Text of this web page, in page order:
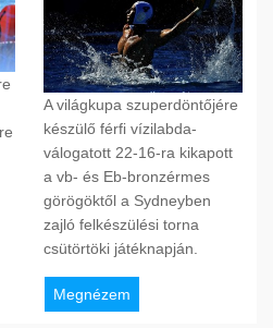
A világkupa szuperdöntőjére
készülő férfi vízilabda-
válogatott 22-16-ra kikapott
a vb- és Eb-bronzérmes
görögöktől a Sydneyben
zajló felkészülési torna
csütörtöki játéknapján.
Megnézem